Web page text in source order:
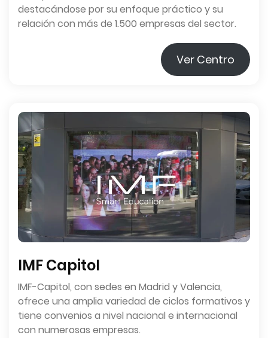
destacándose por su enfoque práctico y su
relación con más de 1.500 empresas del sector.
Ver Centro
IMF Capitol
IMF-Capitol, con sedes en Madrid y Valencia,
ofrece una amplia variedad de ciclos formativos y
tiene convenios a nivel nacional e internacional
con numerosas empresas.